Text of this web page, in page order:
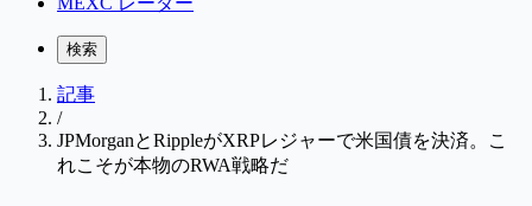
検索
記事
/
JPMorganとRippleがXRPレジャーで米国債を決済。こ
れこそが本物のRWA戦略だ